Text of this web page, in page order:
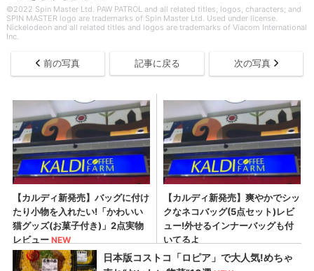
©2022 Spin Master Ltd. PAW PATROL and all related titles, logos, characters; and
SPIN MASTER logo are trademarks of Spin Master Ltd. Used under license.
Nickelodeon and all related titles and logos are trademarks of Viacom International
Inc.
前の写真 記事に戻る 次の写真